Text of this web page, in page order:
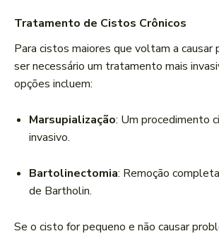
Tratamento de Cistos Crônicos
Para cistos maiores que voltam a causar
ser necessário um tratamento mais
opções incluem:
Marsupialização: Um procedimento
invasivo.
Bartolinectomia: Remoção
de Bartholin.
Se o cisto for pequeno e não causar